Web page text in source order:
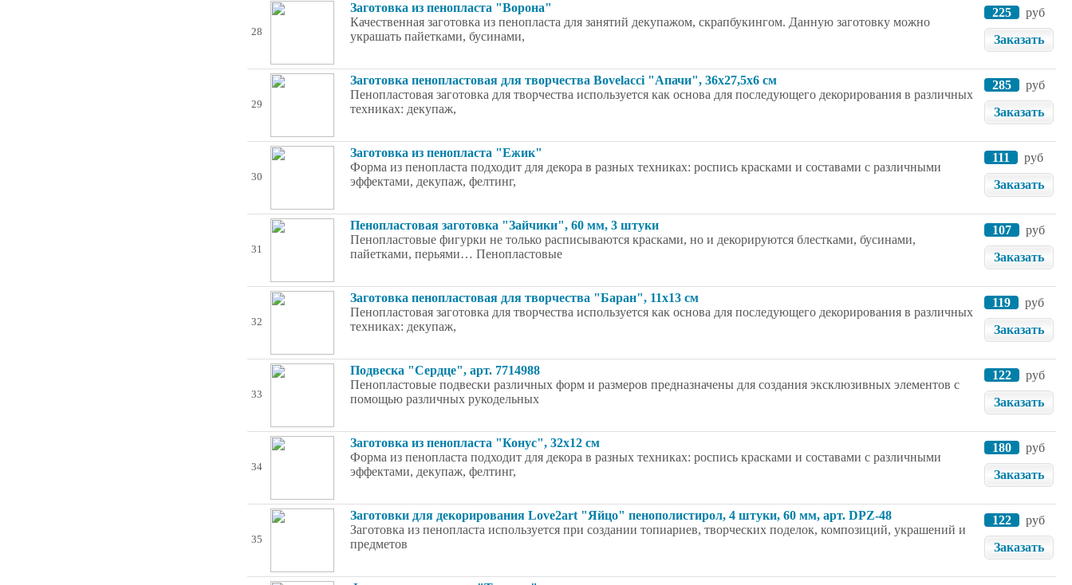
28
Заготовка из пенопласта "Ворона"
Качественная заготовка из пенопласта для занятий декупажом, скрапбукингом. Данную заготовку можно
украшать пайетками, бусинами,
225
руб
Заказать
29
Заготовка пенопластовая для творчества Bovelacci "Апачи", 36x27,5x6 см
Пенопластовая заготовка для творчества используется как основа для последующего декорирования в различных
техниках: декупаж,
285
руб
Заказать
30
Заготовка из пенопласта "Ежик"
Форма из пенопласта подходит для декора в разных техниках: роспись красками и составами с различными
эффектами, декупаж, фелтинг,
111
руб
Заказать
31
Пенопластовая заготовка "Зайчики", 60 мм, 3 штуки
Пенопластовые фигурки не только расписываются красками, но и декорируются блестками, бусинами,
пайетками, перьями… Пенопластовые
107
руб
Заказать
32
Заготовка пенопластовая для творчества "Баран", 11x13 см
Пенопластовая заготовка для творчества используется как основа для последующего декорирования в различных
техниках: декупаж,
119
руб
Заказать
33
Подвеска "Сердце", арт. 7714988
Пенопластовые подвески различных форм и размеров предназначены для создания эксклюзивных элементов с
помощью различных рукодельных
122
руб
Заказать
34
Заготовка из пенопласта "Конус", 32x12 см
Форма из пенопласта подходит для декора в разных техниках: роспись красками и составами с различными
эффектами, декупаж, фелтинг,
180
руб
Заказать
35
Заготовки для декорирования Love2art "Яйцо" пенополистирол, 4 штуки, 60 мм, арт. DPZ-48
Заготовка из пенопласта используется при создании топиариев, творческих поделок, композиций, украшений и
предметов
122
руб
Заказать